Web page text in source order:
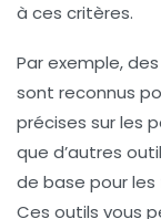
à ces critères.
Par exemple,
sont reconnus
précises sur les
que d’autres
de base pour
Ces outils vous